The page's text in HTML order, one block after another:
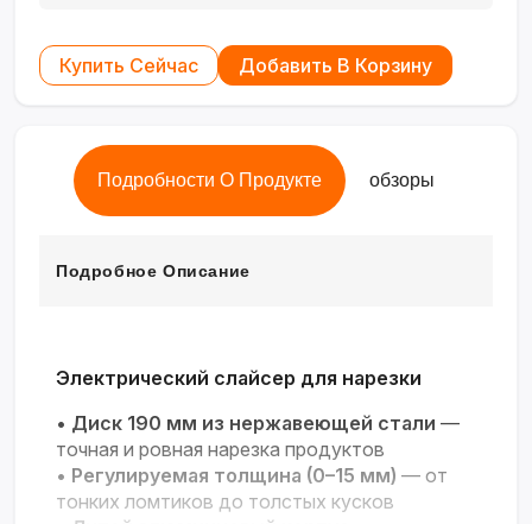
Купить Сейчас Добавить В Корзину
Подробности О Продукте обзоры
Подробное Описание
Электрический слайсер для нарезки
• Диск 190 мм из нержавеющей стали —
точная и ровная нарезка продуктов
• Регулируемая толщина (0–15 мм) — от
тонких ломтиков до толстых кусков